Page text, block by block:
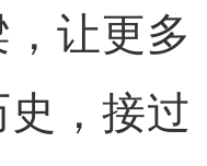
让更多
史，接过